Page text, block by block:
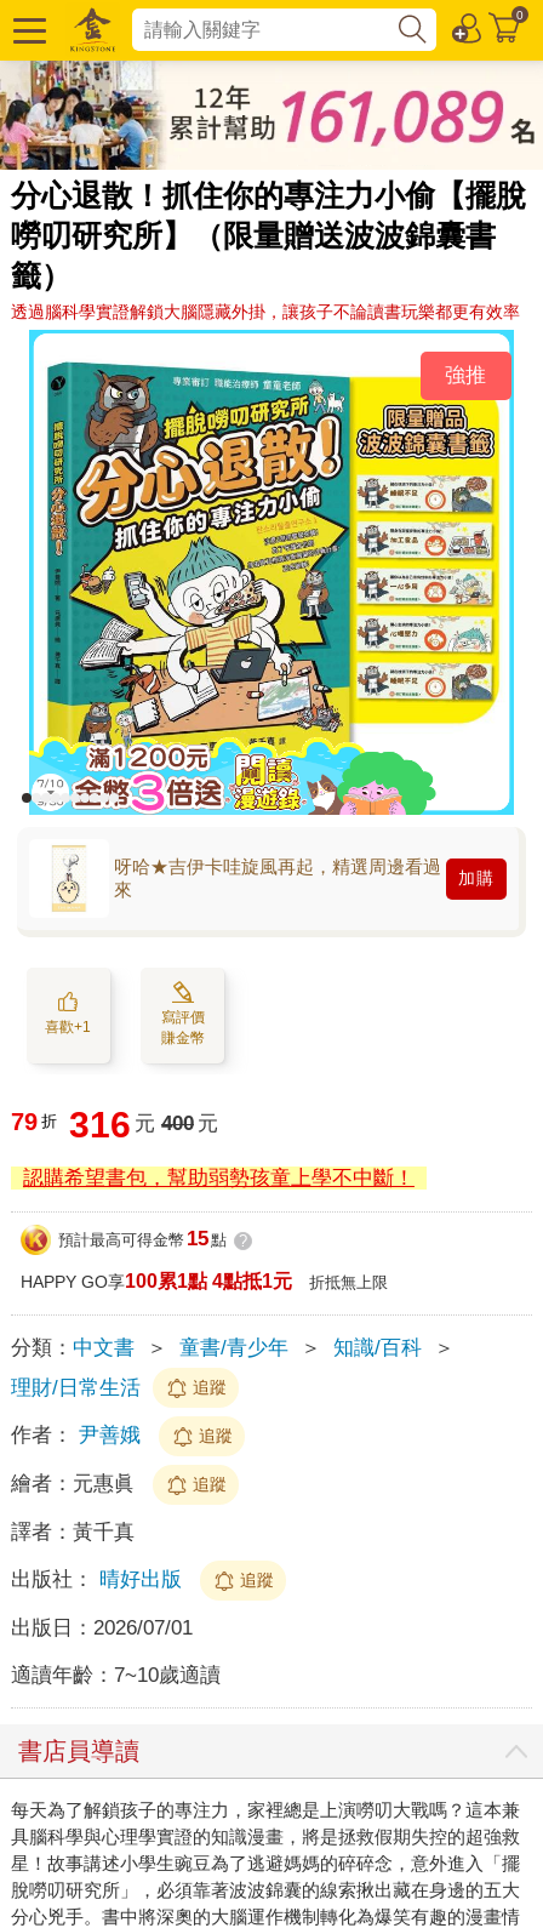
0
分心退散！抓住你的專注力小偷【擺脫
嘮叨研究所】（限量贈送波波錦囊書
籤）
透過腦科學實證解鎖大腦隱藏外掛，讓孩子不論讀書玩樂都更有效率
強推
呀哈★吉伊卡哇旋風再起，精選周邊看過
來
加購
喜歡+1
寫評價
賺金幣
79 折 316 元 400 元
認購希望書包，幫助弱勢孩童上學不中斷！
預計最高可得金幣 15點 ?
HAPPY GO享100累1點 4點抵1元 折抵無上限
分類： 中文書 ＞ 童書/青少年 ＞ 知識/百科
＞
理財/日常生活
追蹤
作者： 尹善娥 追蹤
繪者： 元惠眞 追蹤
譯者： 黃千真
出版社： 晴好出版 追蹤
出版日： 2026/07/01
適讀年齡： 7~10歲適讀
書店員導讀
每天為了解鎖孩子的專注力，家裡總是上演嘮叨大戰嗎？這本兼
具腦科學與心理學實證的知識漫畫，將是拯救假期失控的超強救
星！故事講述小學生豌豆為了逃避媽媽的碎碎念，意外進入「擺
脫嘮叨研究所」，必須靠著波波錦囊的線索揪出藏在身邊的五大
分心兇手。書中將深奧的大腦運作機制轉化為爆笑有趣的漫畫情